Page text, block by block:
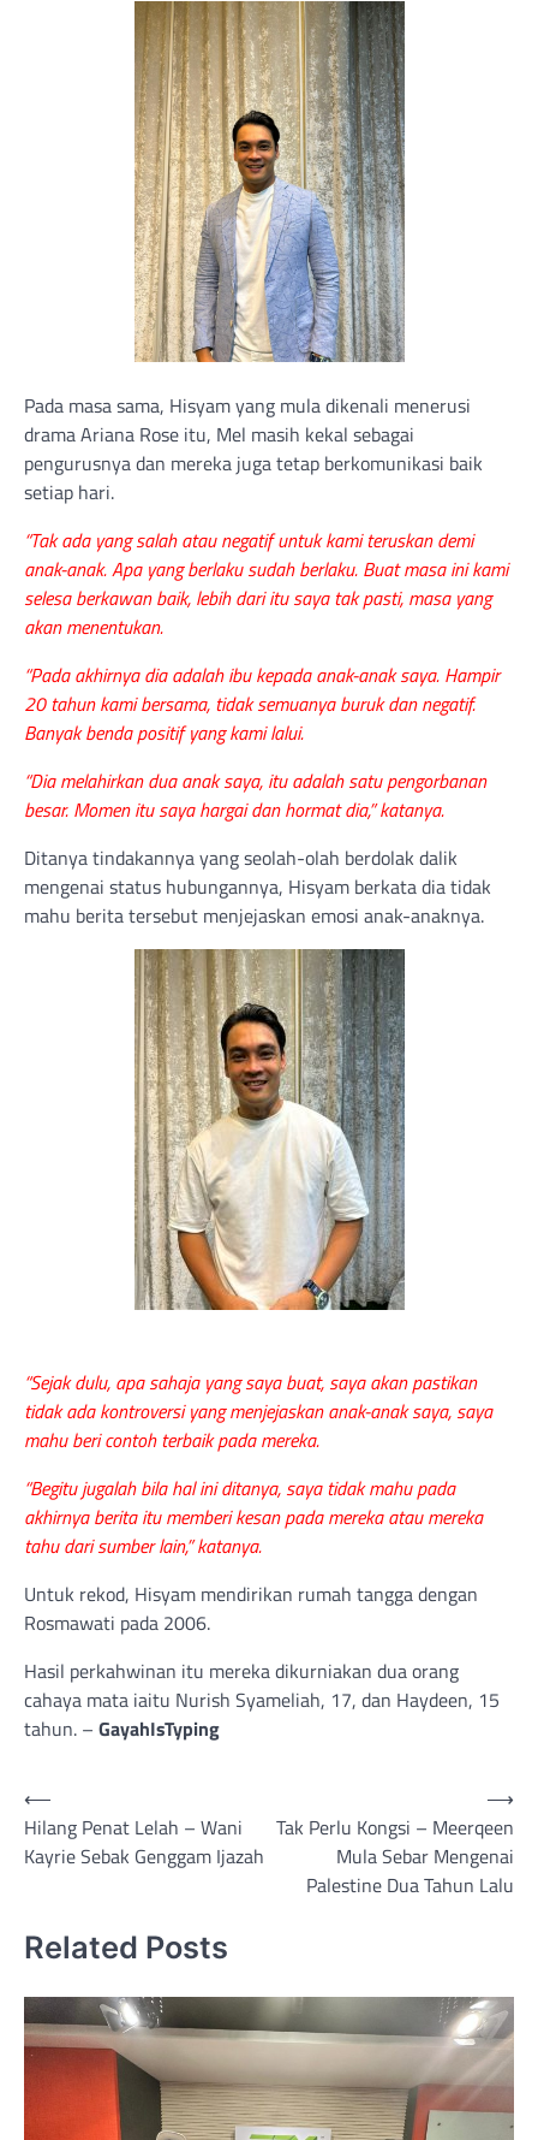
Pada masa sama, Hisyam yang mula dikenali menerusi
drama Ariana Rose itu, Mel masih kekal sebagai
pengurusnya dan mereka juga tetap berkomunikasi baik
setiap hari.
“Tak ada yang salah atau negatif untuk kami teruskan demi
anak-anak. Apa yang berlaku sudah berlaku. Buat masa ini kami
selesa berkawan baik, lebih dari itu saya tak pasti, masa yang
akan menentukan.
“Pada akhirnya dia adalah ibu kepada anak-anak saya. Hampir
20 tahun kami bersama, tidak semuanya buruk dan negatif.
Banyak benda positif yang kami lalui.
“Dia melahirkan dua anak saya, itu adalah satu pengorbanan
besar. Momen itu saya hargai dan hormat dia,” katanya.
Ditanya tindakannya yang seolah-olah berdolak dalik
mengenai status hubungannya, Hisyam berkata dia tidak
mahu berita tersebut menjejaskan emosi anak-anaknya.
“Sejak dulu, apa sahaja yang saya buat, saya akan pastikan
tidak ada kontroversi yang menjejaskan anak-anak saya, saya
mahu beri contoh terbaik pada mereka.
“Begitu jugalah bila hal ini ditanya, saya tidak mahu pada
akhirnya berita itu memberi kesan pada mereka atau mereka
tahu dari sumber lain,” katanya.
Untuk rekod, Hisyam mendirikan rumah tangga dengan
Rosmawati pada 2006.
Hasil perkahwinan itu mereka dikurniakan dua orang
cahaya mata iaitu Nurish Syameliah, 17, dan Haydeen, 15
tahun. – GayahIsTyping
Post
navigation
⟵
Hilang Penat Lelah – Wani
Kayrie Sebak Genggam Ijazah
Tak Perlu Kongsi – Meerqeen
Mula Sebar Mengenai
Palestine Dua Tahun Lalu
⟶
Related Posts